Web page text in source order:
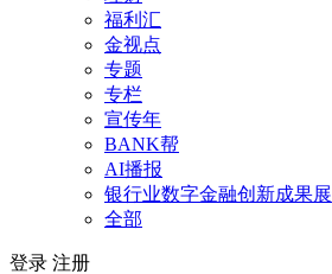
福利汇
金视点
专题
专栏
宣传年
BANK帮
AI播报
银行业数字金融创新成果展
全部
登录 注册